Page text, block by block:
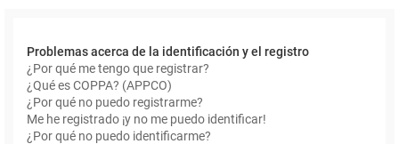
Problemas acerca de la identificación y el registro
¿Por qué me tengo que registrar?
¿Qué es COPPA? (APPCO)
¿Por qué no puedo registrarme?
Me he registrado ¡y no me puedo identificar!
¿Por qué no puedo identificarme?